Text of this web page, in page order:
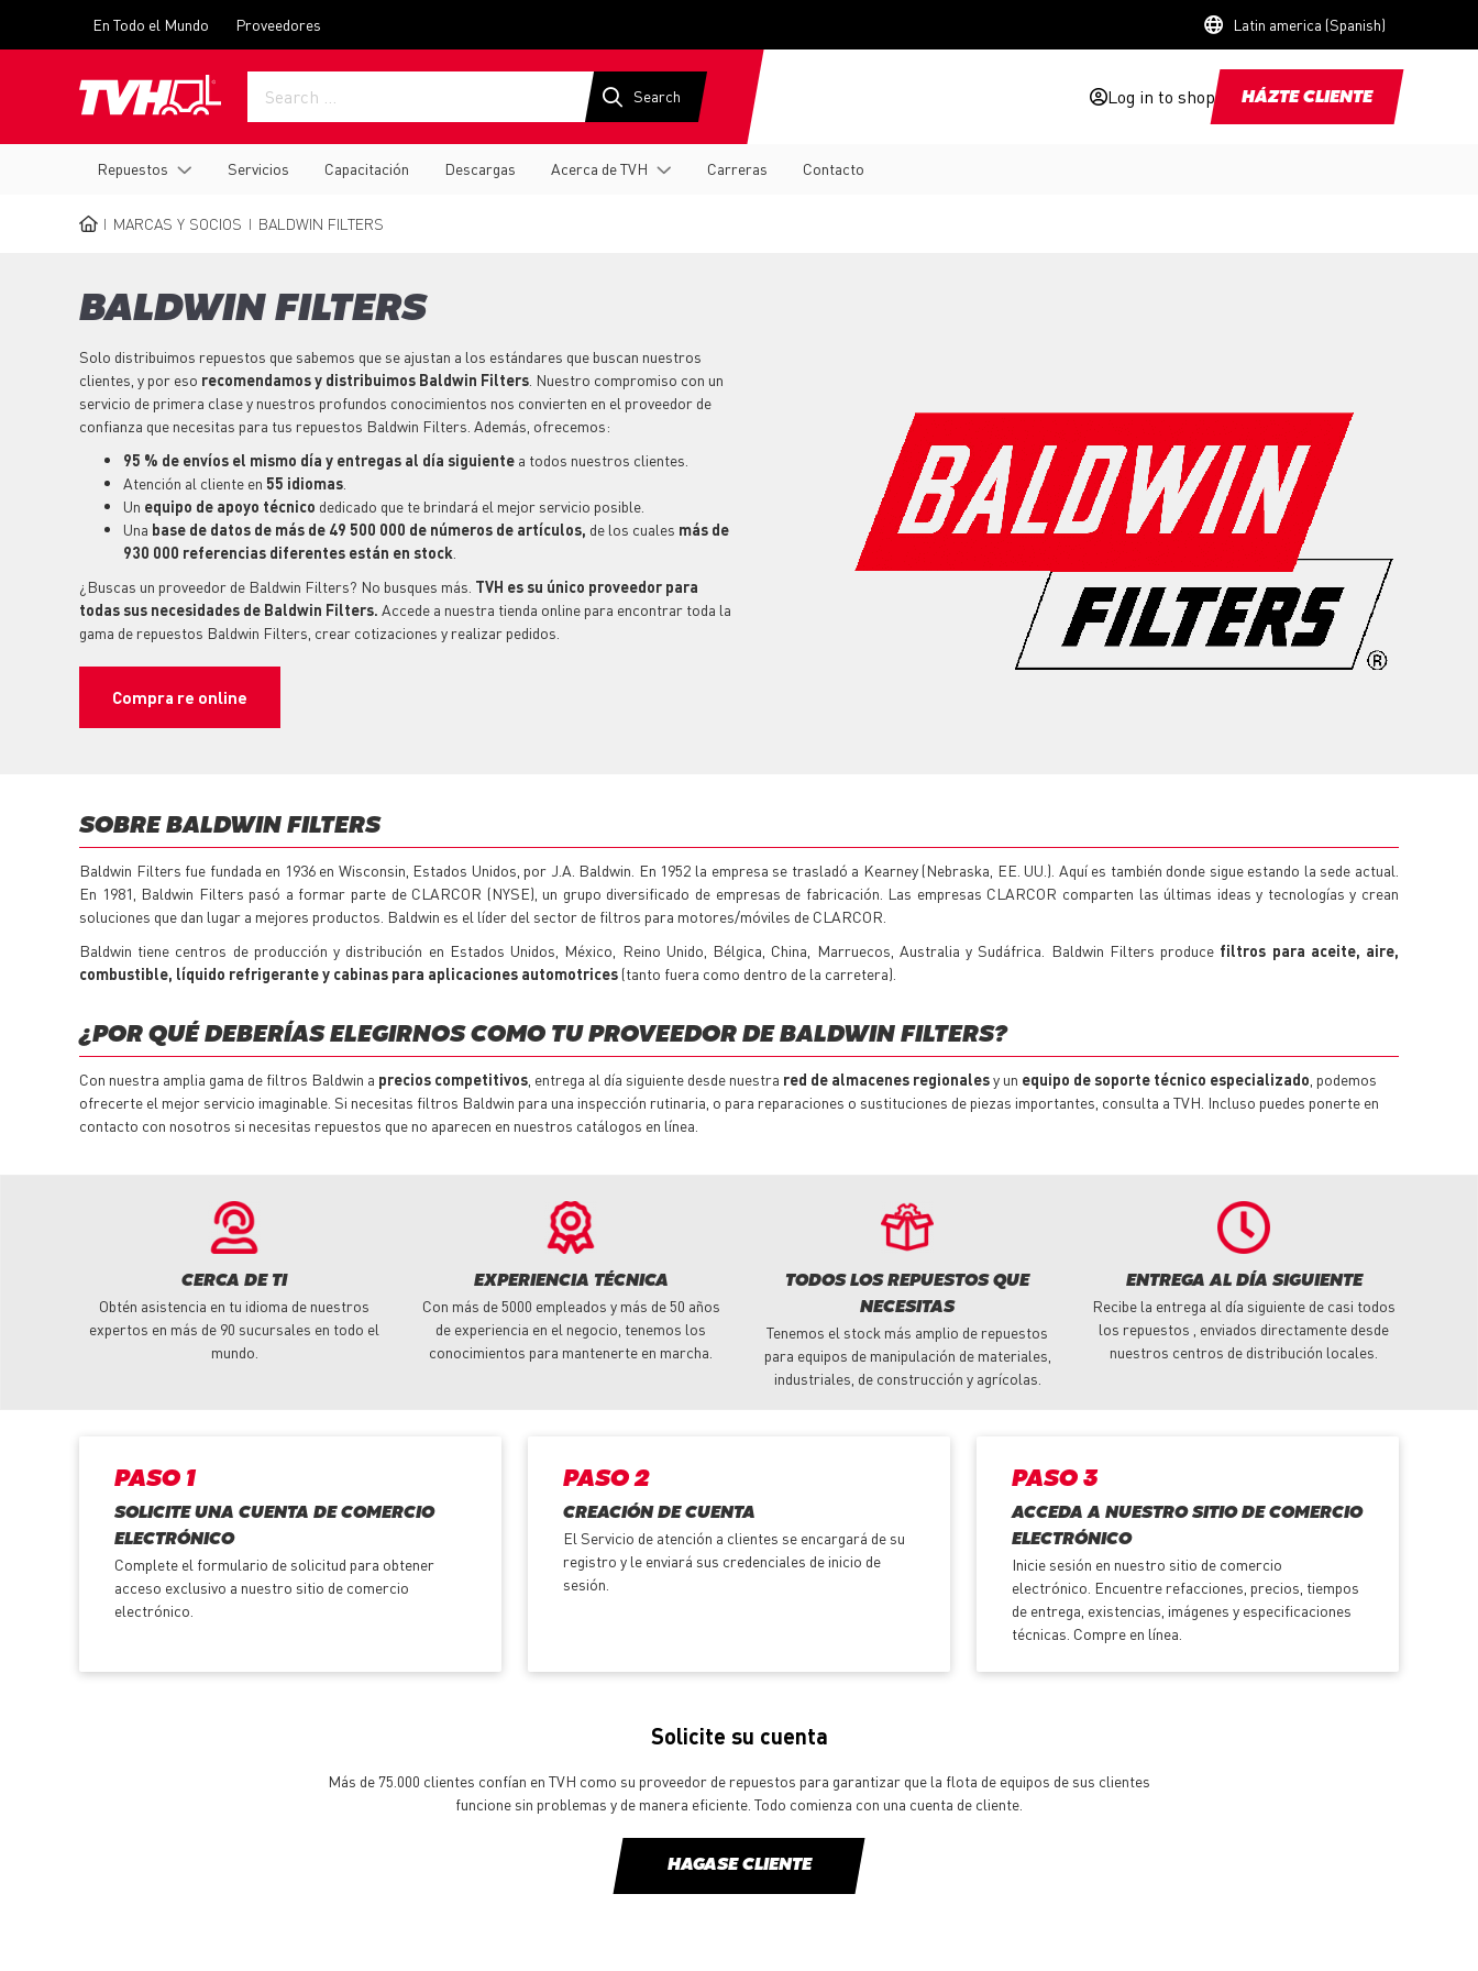
menu
En Todo el Mundo Proveedores Latin america (Spanish)
Log in to shop HÁZTE CLIENTE
navigation
Repuestos Servicios Capacitación Descargas Acerca de TVH Carreras Contacto
MARCAS Y SOCIOS BALDWIN FILTERS
BALDWIN FILTERS
Solo distribuimos repuestos que sabemos que se ajustan a los estándares que buscan nuestros
clientes, y por eso recomendamos y distribuimos Baldwin Filters . Nuestro compromiso con un
servicio de primera clase y nuestros profundos conocimientos nos convierten en el proveedor de
confianza que necesitas para tus repuestos Baldwin Filters. Además, ofrecemos:
95 % de envíos el mismo día y entregas al día siguiente a todos nuestros clientes.
Atención al cliente en 55 idiomas
Un equipo de apoyo técnico dedicado que te brindará el mejor servicio posible.
Una base de datos de más de 49 500 000 de números de artículos, de los cuales más de
930 000 referencias diferentes están en stock
¿Buscas un proveedor de Baldwin Filters? No busques más. TVH es su único proveedor para
todas sus necesidades de Baldwin Filters. Accede a nuestra tienda online para encontrar toda la
gama de repuestos Baldwin Filters, crear cotizaciones y realizar pedidos.
Compra re online
SOBRE BALDWIN FILTERS
Baldwin Filters fue fundada en 1936 en Wisconsin, Estados Unidos, por J.A. Baldwin. En 1952 la empresa se trasladó a Kearney (Nebraska, EE. UU.). Aquí es también donde sigue estando la sede actual.
En 1981, Baldwin Filters pasó a formar parte de CLARCOR (NYSE), un grupo diversificado de empresas de fabricación. Las empresas CLARCOR comparten las últimas ideas y tecnologías y crean
soluciones que dan lugar a mejores productos. Baldwin es el líder del sector de filtros para motores/móviles de CLARCOR.
Baldwin tiene centros de producción y distribución en Estados Unidos, México, Reino Unido, Bélgica, China, Marruecos, Australia y Sudáfrica. Baldwin Filters produce filtros para aceite, aire,
combustible, líquido refrigerante y cabinas para aplicaciones automotrices (tanto fuera como dentro de la carretera).
¿POR QUÉ DEBERÍAS ELEGIRNOS COMO TU PROVEEDOR DE BALDWIN FILTERS?
Con nuestra amplia gama de filtros Baldwin a precios competitivos , entrega al día siguiente desde nuestra red de almacenes regionalesy un equipo de soporte técnico especializado , podemos
ofrecerte el mejor servicio imaginable. Si necesitas filtros Baldwin para una inspección rutinaria, o para reparaciones o sustituciones de piezas importantes, consulta a TVH. Incluso puedes ponerte en
contacto con nosotros si necesitas repuestos que no aparecen en nuestros catálogos en línea.
CERCA DE TI
Obtén asistencia en tu idioma de nuestros
expertos en más de 90 sucursales en todo el
mundo.
EXPERIENCIA TÉCNICA
Con más de 5000 empleados y más de 50 años
de experiencia en el negocio, tenemos los
conocimientos para mantenerte en marcha.
TODOS LOS REPUESTOS QUE
NECESITAS
Tenemos el stock más amplio de repuestos
para equipos de manipulación de materiales,
industriales, de construcción y agrícolas.
ENTREGA AL DÍA SIGUIENTE
Recibe la entrega al día siguiente de casi todos
los repuestos , enviados directamente desde
nuestros centros de distribución locales.
PASO 1
SOLICITE UNA CUENTA DE COMERCIO
ELECTRÓNICO
Complete el formulario de solicitud para obtener
acceso exclusivo a nuestro sitio de comercio
electrónico.
PASO 2
CREACIÓN DE CUENTA
El Servicio de atención a clientes se encargará de su
registro y le enviará sus credenciales de inicio de
sesión.
PASO 3
ACCEDA A NUESTRO SITIO DE COMERCIO
ELECTRÓNICO
Inicie sesión en nuestro sitio de comercio
electrónico. Encuentre refacciones, precios, tiempos
de entrega, existencias, imágenes y especificaciones
técnicas. Compre en línea.
Solicite su cuenta
Más de 75.000 clientes confían en TVH como su proveedor de repuestos para garantizar que la flota de equipos de sus clientes
funcione sin problemas y de manera eficiente. Todo comienza con una cuenta de cliente.
HAGASE CLIENTE